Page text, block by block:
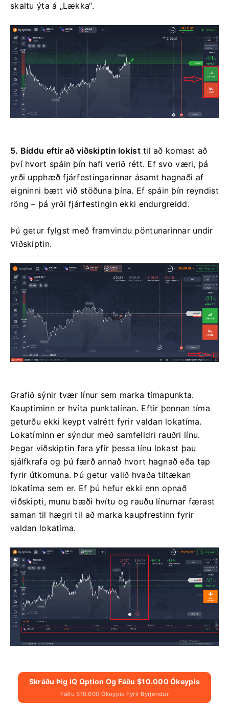
skaltu ýta á „Lækka“.
5. Bíddu eftir að viðskiptin lokisttil að komast að
því hvort spáin þín hafi verið rétt. Ef svo væri, þá
yrði upphæð fjárfestingarinnar ásamt hagnaði af
eigninni bætt við stöðuna þína. Ef spáin þín reyndist
röng – þá yrði fjárfestingin ekki endurgreidd.
Þú getur fylgst með framvindu pöntunarinnar undir
Viðskiptin.
Grafið sýnir tvær línur sem marka tímapunkta.
Kauptíminn er hvíta punktalínan. Eftir þennan tíma
geturðu ekki keypt valrétt fyrir valdan lokatíma.
Lokatíminn er sýndur með samfelldri rauðri línu.
Þegar viðskiptin fara yfir þessa línu lokast þau
sjálfkrafa og þú færð annað hvort hagnað eða tap
fyrir útkomuna. Þú getur valið hvaða tiltækan
lokatíma sem er. Ef þú hefur ekki enn opnað
viðskipti, munu bæði hvítu og rauðu línurnar færast
saman til hægri til að marka kaupfrestinn fyrir
valdan lokatíma.
Skráðu Þig IQ Option Og Fáðu $10.000 Ókeypis
Fáðu $10.000 Ókeypis Fyrir Byrjendur